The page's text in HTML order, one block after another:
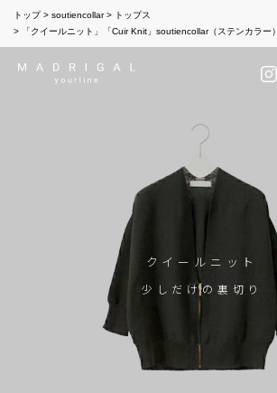
トップ soutiencollar
トップス
「クイールニット」「Cuir Knit」soutiencollar（ステンカラー）
クイールニット
少しだけの裏切り